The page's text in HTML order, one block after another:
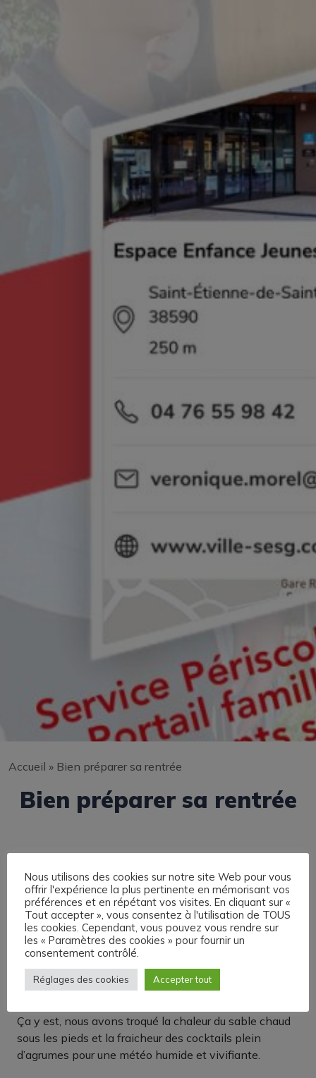
Accueil » Bien préparer sa rentrée
Bien préparer sa rentrée
Ça y est, nous avons troqué la chaleur du sable chaud
sous les pieds et la fraicheur des cocktails plein
d’agrumes pour une météo humide et vivifiante.
Nous utilisons des cookies sur notre site Web pour vous
offrir l'expérience la plus pertinente en mémorisant vos
préférences et en répétant vos visites. En cliquant sur «
Tout accepter », vous consentez à l'utilisation de TOUS
les cookies. Cependant, vous pouvez vous rendre sur
les « Paramètres des cookies » pour fournir un
consentement contrôlé.
Réglages des cookies Accepter tout